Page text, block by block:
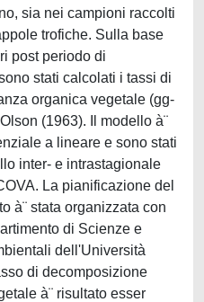
sia nei campioni raccolti
trofiche. Sulla base
post periodo di
stati calcolati i tassi di
organica vegetale (gg-
(1963). Il modello à¨
a lineare e sono stati
inter- e intrastagionale
La pianificazione del
à¨ stata organizzata con
di Scienze e
dell'Università
di decomposizione
à¨ risultato esser